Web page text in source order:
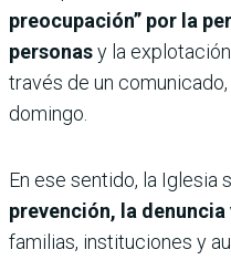
preocupación” por la
personasy la
través de un
domingo.
En ese sentido, la Iglesia
prevención, la
familias, instituciones y